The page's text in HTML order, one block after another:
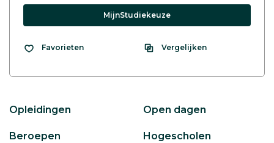
MijnStudiekeuze
Favorieten Vergelijken
Opleidingen Open dagen
Beroepen Hogescholen